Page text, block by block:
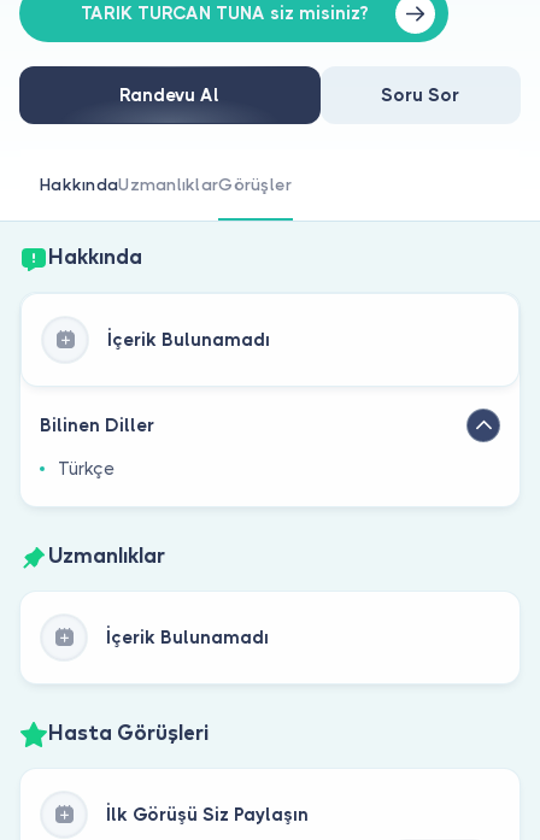
Doktorlar için
Doktor musunuz?
TARIK TURCAN TUNA siz misiniz?
Randevu Al Soru Sor
HakkındaUzmanlıklarGörüşler
Hakkında
İçerik Bulunamadı
Bilinen Diller
Türkçe
Uzmanlıklar
İçerik Bulunamadı
Hasta Görüşleri
İlk Görüşü Siz Paylaşın